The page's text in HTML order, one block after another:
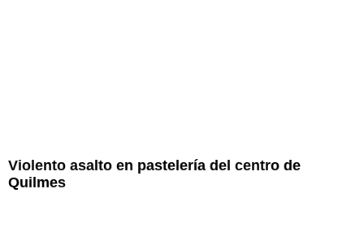
Violento asalto en pastelería del centro de
Quilmes